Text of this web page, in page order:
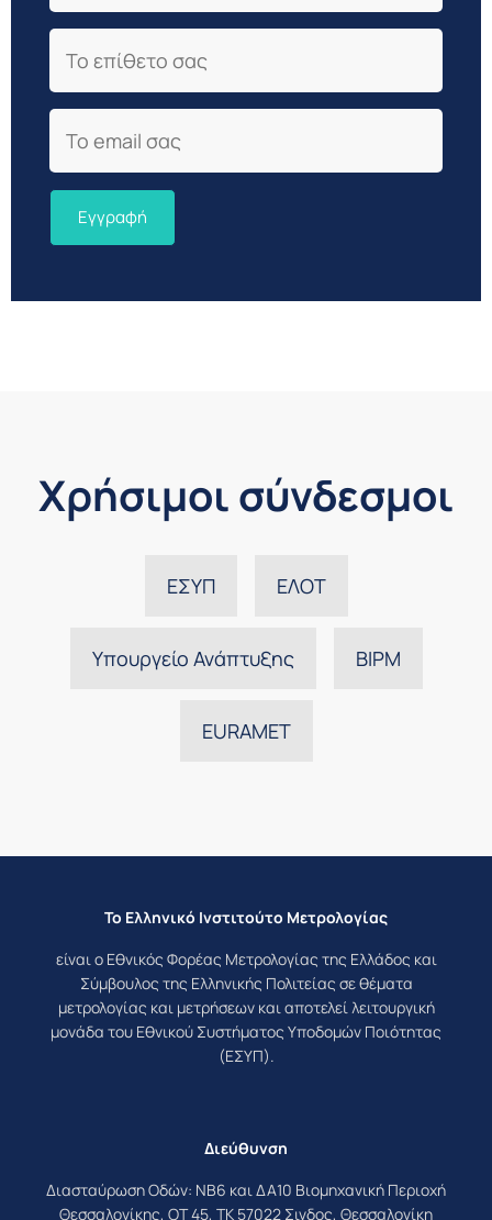
Χρήσιμοι σύνδεσμοι
ΕΣΥΠ ΕΛΟΤ
Υπουργείο Ανάπτυξης BIPM
EURAMET
Το Ελληνικό Ινστιτούτο Μετρολογίας
είναι ο Εθνικός Φορέας Μετρολογίας της Ελλάδος και
Σύμβουλος της Ελληνικής Πολιτείας σε θέματα
μετρολογίας και μετρήσεων και αποτελεί λειτουργική
μονάδα του Εθνικού Συστήματος Υποδομών Ποιότητας
(ΕΣΥΠ).
Διεύθυνση
Διασταύρωση Οδών: ΝΒ6 και ΔΑ10 Βιομηχανική Περιοχή
Θεσσαλονίκης, ΟΤ 45, ΤΚ 57022 Σινδος, Θεσσαλονίκη